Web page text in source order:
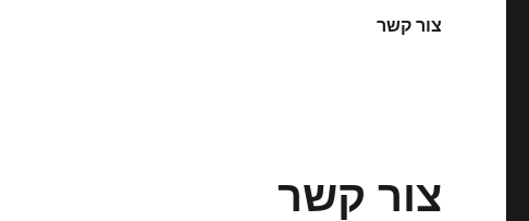
צור קשר
צור קשר